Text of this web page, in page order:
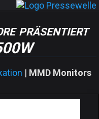
präsentiert
| MMD Monitors